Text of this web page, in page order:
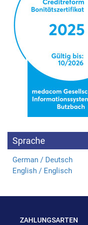
Sprache
German / Deutsch
English / Englisch
ZAHLUNGSARTEN